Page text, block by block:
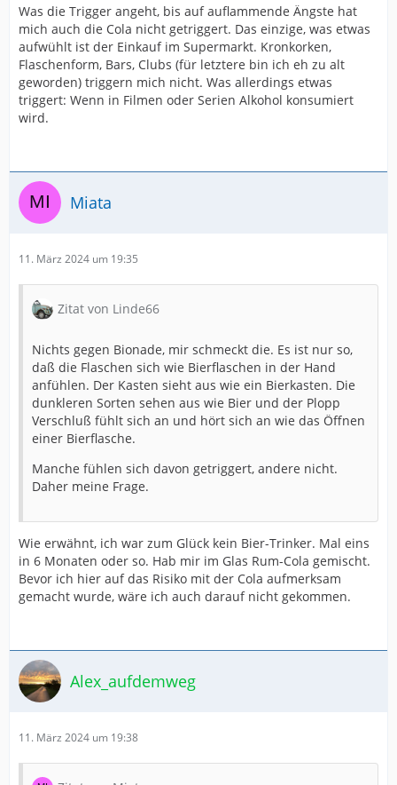
Was die Trigger angeht, bis auf auflammende Ängste hat
mich auch die Cola nicht getriggert. Das einzige, was etwas
aufwühlt ist der Einkauf im Supermarkt. Kronkorken,
Flaschenform, Bars, Clubs (für letztere bin ich eh zu alt
geworden) triggern mich nicht. Was allerdings etwas
triggert: Wenn in Filmen oder Serien Alkohol konsumiert
wird.
Miata
11. März 2024 um 19:35
Zitat von Linde66
Nichts gegen Bionade, mir schmeckt die. Es ist nur so,
daß die Flaschen sich wie Bierflaschen in der Hand
anfühlen. Der Kasten sieht aus wie ein Bierkasten. Die
dunkleren Sorten sehen aus wie Bier und der Plopp
Verschluß fühlt sich an und hört sich an wie das Öffnen
einer Bierflasche.
Manche fühlen sich davon getriggert, andere nicht.
Daher meine Frage.
Wie erwähnt, ich war zum Glück kein Bier-Trinker. Mal eins
in 6 Monaten oder so. Hab mir im Glas Rum-Cola gemischt.
Bevor ich hier auf das Risiko mit der Cola aufmerksam
gemacht wurde, wäre ich auch darauf nicht gekommen.
Alex_aufdemweg
11. März 2024 um 19:38